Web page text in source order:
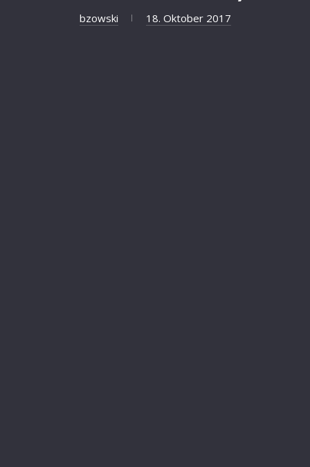
bzowski 18. Oktober 2017